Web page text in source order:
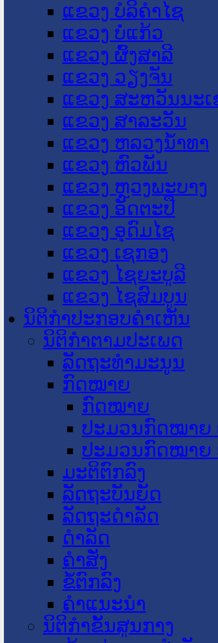
ແຂວງ ບໍລິຄໍາໄຊ
ແຂວງ ບໍ່ແກ້ວ
ແຂວງ ຜົ້ງສາລີ
ແຂວງ ວຽງຈັນ
ແຂວງ ສະຫວັນນະ
ແຂວງ ສາລະວັນ
ແຂວງ ຫລວງນໍ້າທາ
ແຂວງ ຫົວພັນ
ແຂວງ ຫຼວງພະບາງ
ແຂວງ ອັດຕະປື
ແຂວງ ອຸດົມໄຊ
ແຂວງ ເຊກອງ
ແຂວງ ໄຊຍະບູລີ
ແຂວງ ໄຊສົມບູນ
ນິຕິກໍາປະກອບຄໍາເຫັນ
ນິຕິກໍາຕາມປະເພດ
ລັດຖະທໍາມະນູນ
ກົດໝາຍ
ກົດໝາຍ
ປະມວນກົດໝາຍ
ປະມວນກົດໝາຍ
ມະຕິຕົກລົງ
ລັດຖະບັນຍັດ
ລັດຖະດໍາລັດ
ດໍາລັດ
ຄໍາສັ່ງ
ຂໍ້ຕົກລົງ
ຄໍາແນະນໍາ
ນິຕິກຳຂັ້ນສູນກາງ